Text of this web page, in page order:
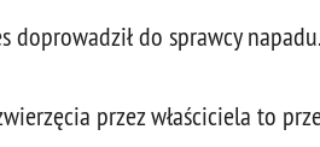
doprowadził do sprawcy
przez właściciela to